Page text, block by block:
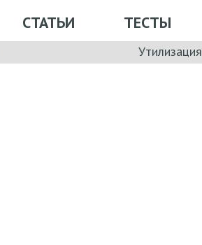
СТАТЬИ ТЕСТЫ
Утилизация